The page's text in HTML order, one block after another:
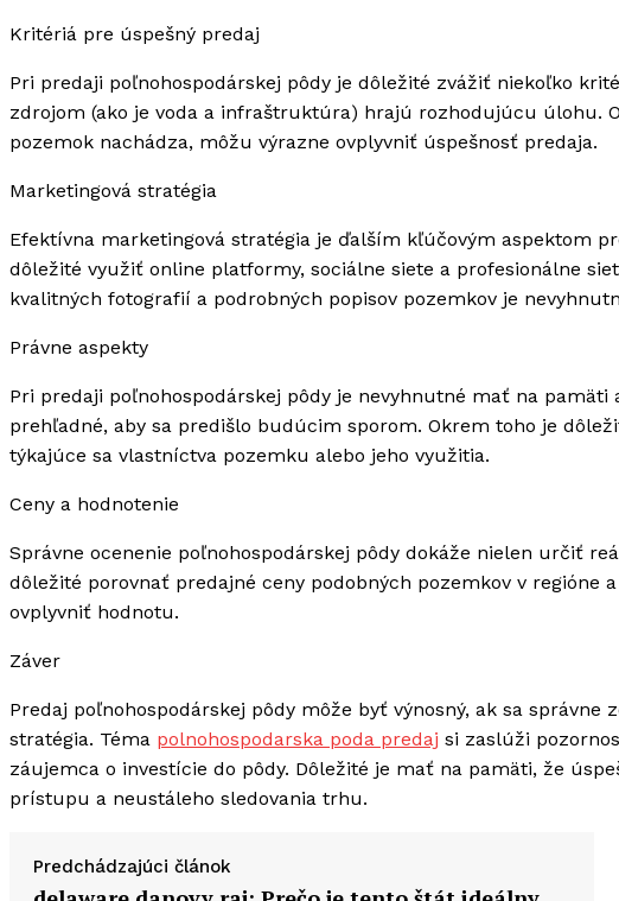
Kritériá pre úspešný predaj
Pri predaji poľnohospodárskej pôdy je dôležité zvážiť niekoľko
zdrojom (ako je voda a infraštruktúra) hrajú rozhodujúcu úlohu.
pozemok nachádza, môžu výrazne ovplyvniť úspešnosť predaja.
Marketingová stratégia
Efektívna marketingová stratégia je ďalším kľúčovým aspektom
dôležité využiť online platformy, sociálne siete a profesionálne
kvalitných fotografií a podrobných popisov pozemkov je
Právne aspekty
Pri predaji poľnohospodárskej pôdy je nevyhnutné mať na
prehľadné, aby sa predišlo budúcim sporom. Okrem toho je
týkajúce sa vlastníctva pozemku alebo jeho využitia.
Ceny a hodnotenie
Správne ocenenie poľnohospodárskej pôdy dokáže nielen určiť
dôležité porovnať predajné ceny podobných pozemkov v regióne
ovplyvniť hodnotu.
Záver
Predaj poľnohospodárskej pôdy môže byť výnosný, ak sa
stratégia. Téma polnohospodarska poda predaj si zaslúži
záujemca o investície do pôdy. Dôležité je mať na pamäti, že
prístupu a neustáleho sledovania trhu.
Predchádzajúci článok